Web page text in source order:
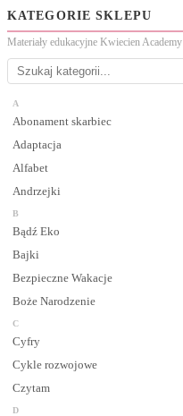
KATEGORIE SKLEPU
Materiały edukacyjne Kwiecien Academy
A
Abonament skarbiec
Adaptacja
Alfabet
Andrzejki
B
Bądź Eko
Bajki
Bezpieczne Wakacje
Boże Narodzenie
C
Cyfry
Cykle rozwojowe
Czytam
D